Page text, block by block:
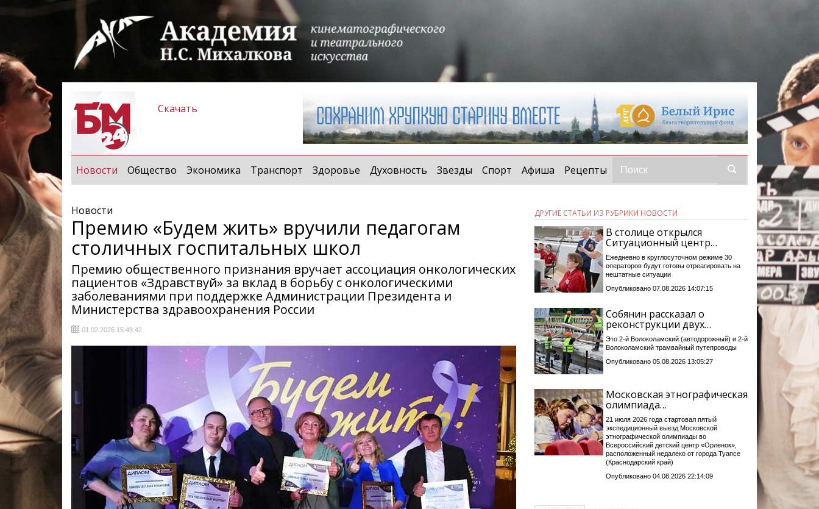
Скачать
Новости (current)
Общество Экономика Транспорт Здоровье Духовность Звезды Спорт Афиша Рецепты
Новости
Премию «Будем жить» вручили педагогам
столичных госпитальных школ
Премию общественного признания вручает ассоциация онкологических
пациентов «Здравствуй» за вклад в борьбу с онкологическими
заболеваниями при поддержке Администрации Президента и
Министерства здравоохранения России
01.02.2026 15:43:42
ДРУГИЕ СТАТЬИ ИЗ РУБРИКИ НОВОСТИ
В столице открылся
Ситуационный центр…
Ежедневно в круглосуточном режиме 30
операторов будут готовы отреагировать на
нештатные ситуации
Опубликовано 07.08.2026 14:07:15
Собянин рассказал о
реконструкции двух…
Это 2-й Волоколамский (автодорожный) и 2-й
Волоколамский трамвайный путепроводы
Опубликовано 05.08.2026 13:05:27
Московская этнографическая
олимпиада…
21 июля 2026 года стартовал пятый
экспедиционный выезд Московской
этнографической олимпиады во
Всероссийский детский центр «Орленок»,
расположенный недалеко от города Туапсе
(Краснодарский край)
Опубликовано 04.08.2026 22:14:09